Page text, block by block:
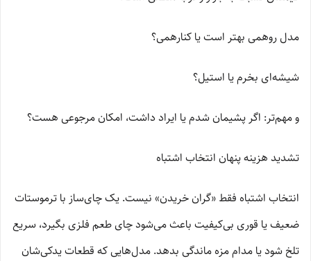
مدل روهمی بهتر است یا کنارهمی؟
شیشه‌ای بخرم یا استیل؟
و مهم‌تر: اگر پشیمان شدم یا ایراد داشت، امکان مرجوعی هست؟
تشدید هزینه پنهان انتخاب اشتباه
انتخاب اشتباه فقط «گران خریدن» نیست. یک چای‌ساز با ترموستات
ضعیف یا قوری بی‌کیفیت باعث می‌شود چای طعم فلزی بگیرد، سریع
تلخ شود یا مدام مزه ماندگی بدهد. مدل‌هایی که قطعات یدکی‌شان